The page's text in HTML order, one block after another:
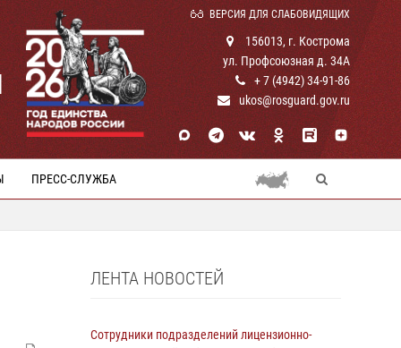
ВЕРСИЯ ДЛЯ СЛАБОВИДЯЩИХ
156013, г. Кострома
ул. Профсоюзная д. 34А
+ 7 (4942) 34-91-86
ukos@rosguard.gov.ru
ПРЕСС-СЛУЖБА
ЛЕНТА НОВОСТЕЙ
Сотрудники подразделений лицензионно-